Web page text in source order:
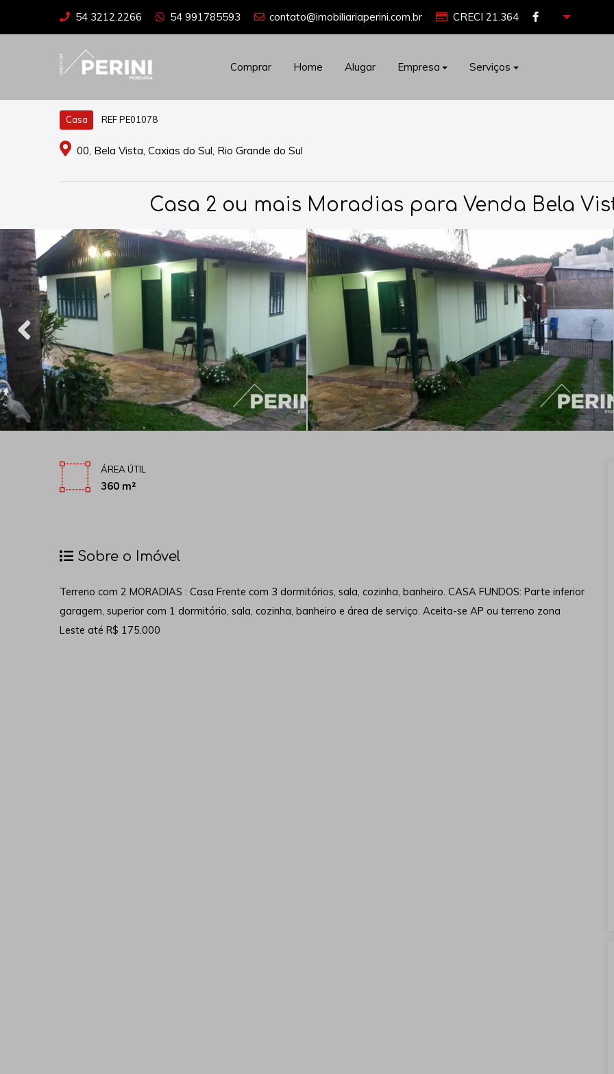
54 3212.2266 54 991785593 contato@imobiliariaperini.com.br CRECI 21.364
Comprar Home Alugar Empresa Serviços
Casa REF PE01078
00, Bela Vista, Caxias do Sul, Rio Grande do Sul
Casa 2 ou mais Moradias para Venda Bela
ÁREA ÚTIL
360 m²
Sobre o Imóvel
Terreno com 2 MORADIAS : Casa Frente com 3 dormitórios, sala, cozinha, banheiro. CASA FUNDOS: Parte inferior
garagem, superior com 1 dormitório, sala, cozinha, banheiro e área de serviço. Aceita-se AP ou terreno zona
Leste até R$ 175.000